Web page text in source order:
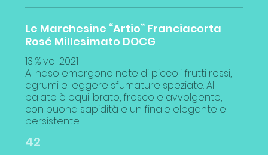
Le Marchesine “Artio” Franciacorta
Rosé Millesimato DOCG
13 % vol 2021
Al naso emergono note di piccoli frutti rossi,
agrumi e leggere sfumature speziate. Al
palato è equilibrato, fresco e avvolgente,
con buona sapidità e un finale elegante e
persistente.
42